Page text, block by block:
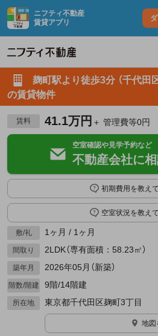
ニフティ不動産
賃貸アプリ
麹町駅より徒歩3分 （千代田
の賃貸物件
賃料 41.1万円 ＋ 管理費等0円
空室確認や見学予約など
不動産会社に
初期費用を教え
空室状況を教え
敷/礼 1ヶ月 / 1ヶ月
間取り 2LDK（専有面積：58.23㎡）
築年月 2026年05月（新築）
階数/階建 9階/14階建
所在地 東京都千代田区麹町3丁目
地図